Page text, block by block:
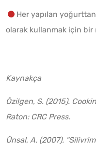
Her yapılan
olarak kullanmak için bir
Kaynakça
Özilgen, S. (2015).
Raton: CRC Press.
Ünsal, A. (2007).